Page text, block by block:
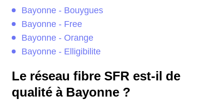
Bayonne - Bouygues
Bayonne - Free
Bayonne - Orange
Bayonne - Elligibilite
Le réseau fibre SFR est-il de
qualité à Bayonne ?